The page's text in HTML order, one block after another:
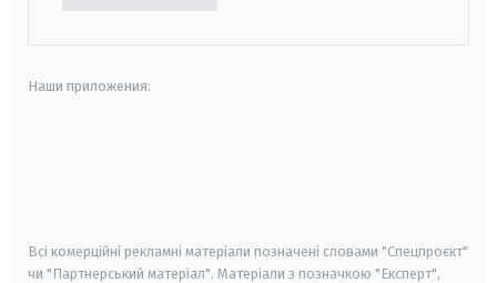
Наши приложения:
Всі комерційні рекламні матеріали позначені словами "Спецпроєкт"
чи "Партнерський матеріал". Матеріали з позначкою "Експерт",